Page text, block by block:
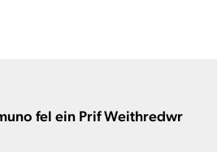
fel ein Prif Weithredwr